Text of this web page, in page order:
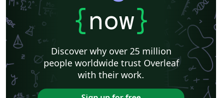
{now}
Discover why over 25 million
people worldwide trust Overleaf
with their work.